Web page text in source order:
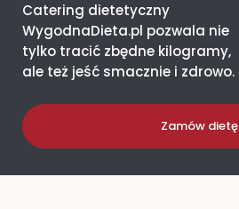
Catering dietetyczny
WygodnaDieta.pl pozwala nie
tylko tracić zbędne kilogramy,
ale też jeść smacznie i zdrowo.
Zamów dietę